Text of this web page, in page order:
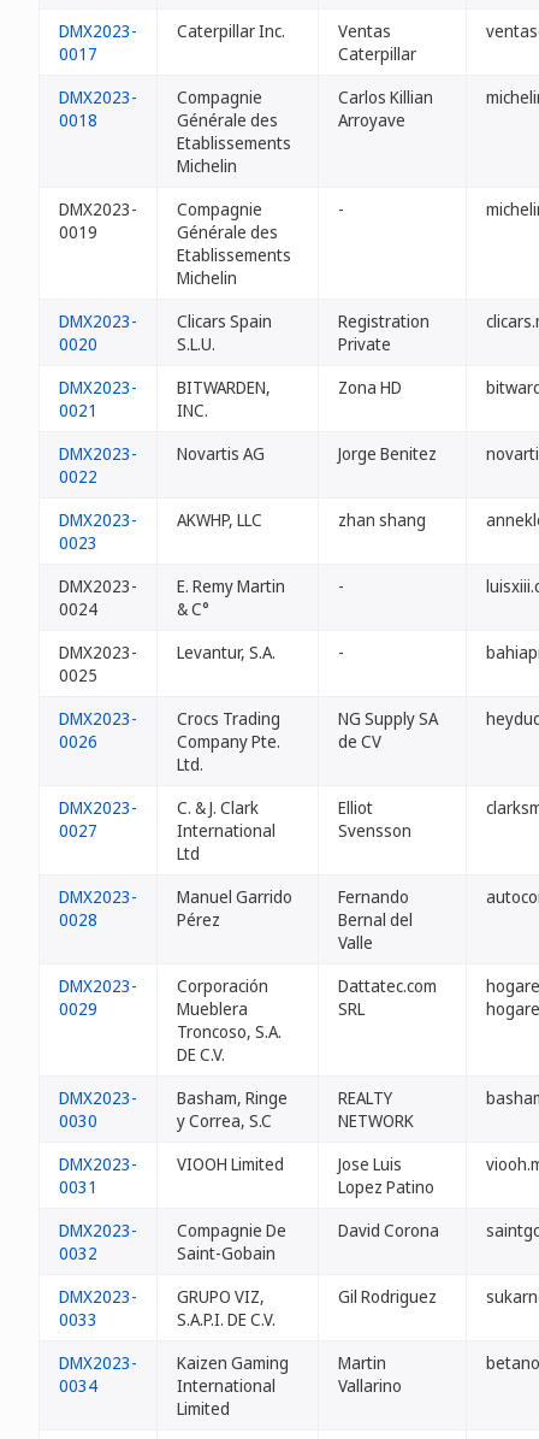
DMX2023-
0017
Caterpillar Inc.
Ventas
Caterpillar
DMX2023-
0018
Compagnie
Générale des
Etablissements
Michelin
Carlos Killian
Arroyave
DMX2023-
0019
Compagnie
Générale des
Etablissements
Michelin
-
DMX2023-
0020
Clicars Spain
S.L.U.
Registration
Private
DMX2023-
0021
BITWARDEN,
INC.
Zona HD
DMX2023-
0022
Novartis AG Jorge Benitez
DMX2023-
0023
AKWHP, LLC zhan shang
DMX2023-
0024
E. Remy Martin
& C°
-
DMX2023-
0025
Levantur, S.A. -
DMX2023-
0026
Crocs Trading
Company Pte.
Ltd.
NG Supply SA
de CV
DMX2023-
0027
C. & J. Clark
International
Ltd
Elliot
Svensson
DMX2023-
0028
Manuel Garrido
Pérez
Fernando
Bernal del
Valle
DMX2023-
0029
Corporación
Mueblera
Troncoso, S.A.
DE C.V.
Dattatec.com
SRL
DMX2023-
0030
Basham, Ringe
y Correa, S.C
REALTY
NETWORK
DMX2023-
0031
VIOOH Limited
Jose Luis
Lopez Patino
DMX2023-
0032
Compagnie De
Saint-Gobain
David Corona
DMX2023-
0033
GRUPO VIZ,
S.A.P.I. DE C.V.
Gil Rodriguez
DMX2023-
0034
Kaizen Gaming
International
Limited
Martin
Vallarino